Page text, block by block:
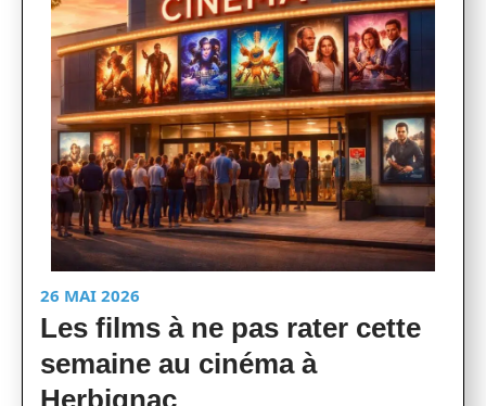
26 MAI 2026
Les films à ne pas rater cette
semaine au cinéma à
Herbignac